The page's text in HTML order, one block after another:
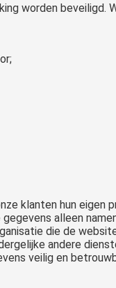
worden beveiligd.
klanten hun eigen
alleen
die de
andere
veilig en